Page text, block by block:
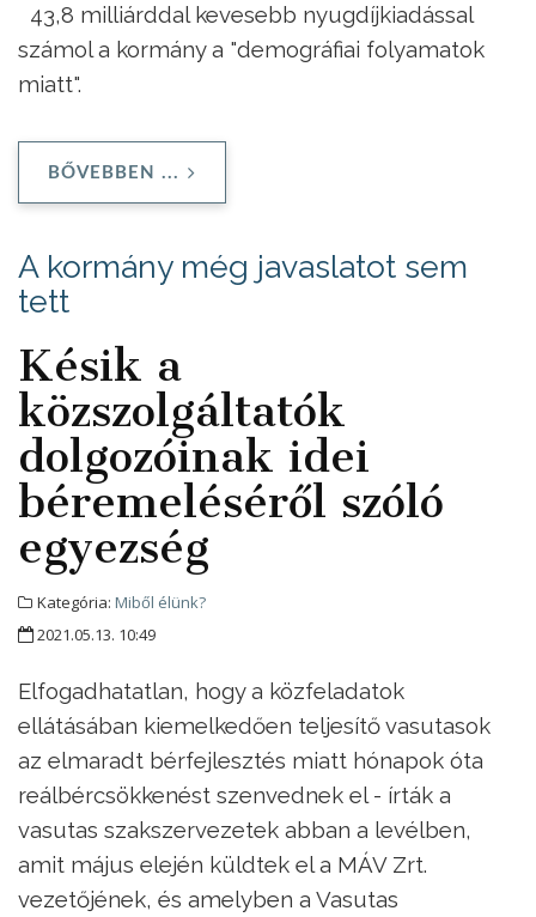
43,8 milliárddal kevesebb nyugdíjkiadással
számol a kormány a "demográfiai folyamatok
miatt".
BŐVEBBEN ...
A kormány még javaslatot sem
tett
Késik a
közszolgáltatók
dolgozóinak idei
béremeléséről szóló
egyezség
Kategória: Miből élünk?
2021.05.13. 10:49
Elfogadhatatlan, hogy a közfeladatok
ellátásában kiemelkedően teljesítő vasutasok
az elmaradt bérfejlesztés miatt hónapok óta
reálbércsökkenést szenvednek el - írták a
vasutas szakszervezetek abban a levélben,
amit május elején küldtek el a MÁV Zrt.
vezetőjének, és amelyben a Vasutas